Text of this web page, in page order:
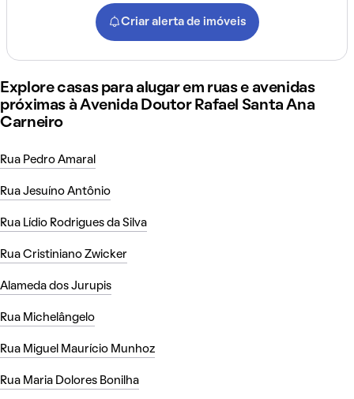
Criar alerta de imóveis
Explore casas para alugar em ruas e avenidas
próximas à Avenida Doutor Rafael Santa Ana
Carneiro
Rua Pedro Amaral
Rua Jesuíno Antônio
Rua Lídio Rodrigues da Silva
Rua Cristiniano Zwicker
Alameda dos Jurupis
Rua Michelângelo
Rua Miguel Maurício Munhoz
Rua Maria Dolores Bonilha